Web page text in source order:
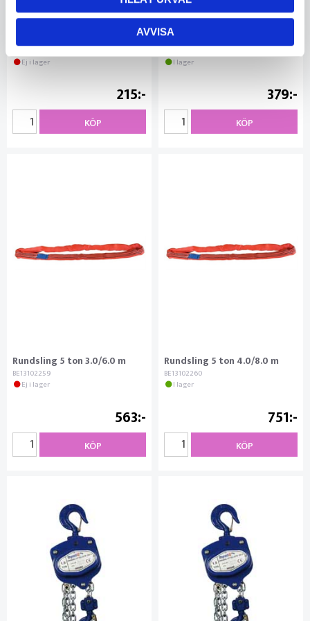
AVVISA
Ej i lager
215
KÖP
Rundsling 5 ton 2.0/4.0 m
I lager
379
KÖP
Rundsling 5 ton 3.0/6.0 m
BE13102259
Ej i lager
563
KÖP
Rundsling 5 ton 4.0/8.0 m
BE13102260
I lager
751
KÖP